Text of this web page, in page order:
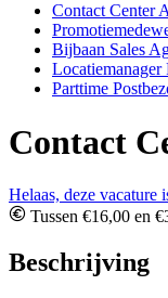
Contact Center
Bijbaan Sales
Locatiemanager
Parttime
Contact
Helaas, deze vacature
Tussen €16,00 en
Beschrijving